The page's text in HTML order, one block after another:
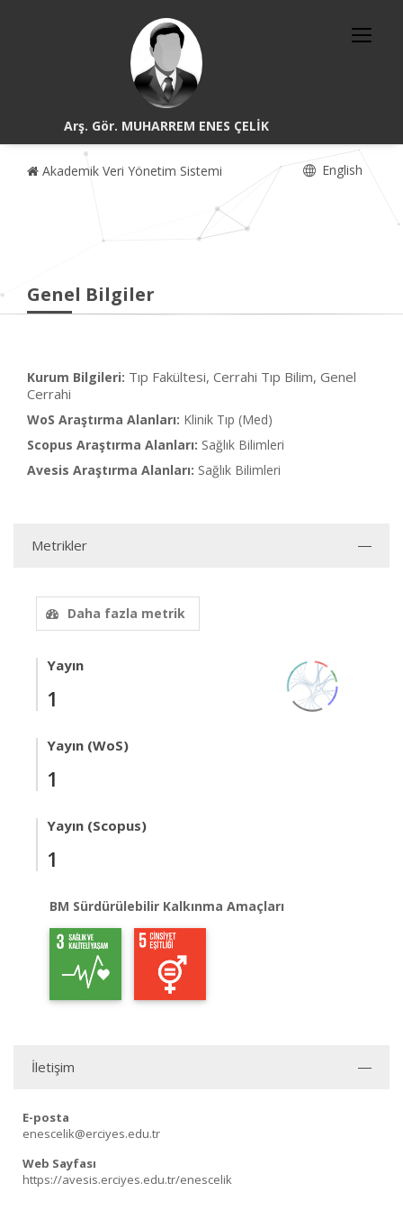
Arş. Gör. MUHARREM ENES ÇELİK
Akademik Veri Yönetim Sistemi English
Genel Bilgiler
Kurum Bilgileri: Tıp Fakültesi, Cerrahi Tıp Bilim, Genel
Cerrahi
WoS Araştırma Alanları: Klinik Tıp (Med)
Scopus Araştırma Alanları: Sağlık Bilimleri
Avesis Araştırma Alanları: Sağlık Bilimleri
Metrikler
Daha fazla metrik
Yayın
1
Yayın (WoS)
1
Yayın (Scopus)
1
BM Sürdürülebilir Kalkınma Amaçları
İletişim
E-posta
enescelik@erciyes.edu.tr
Web Sayfası
https://avesis.erciyes.edu.tr/enescelik